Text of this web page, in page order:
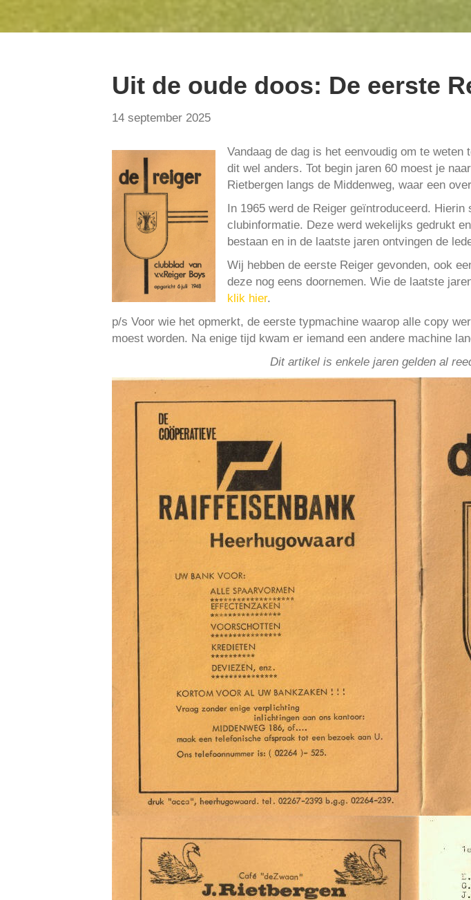
Uit de oude doos: De eerste
14 september 2025
Vandaag de dag is het eenvoudig om te
dit wel anders. Tot begin jaren 60 moest je
Rietbergen langs de Middenweg, waar een
In 1965 werd de Reiger geïntroduceerd.
clubinformatie. Deze werd wekelijks gedrukt
bestaan en in de laatste jaren ontvingen de
Wij hebben de eerste Reiger gevonden, ook
deze nog eens doornemen. Wie de laatste
klik hier.
p/s Voor wie het opmerkt, de eerste typmachine waarop alle copy
moest worden. Na enige tijd kwam er iemand een andere machine
Dit artikel is enkele jaren gelden al